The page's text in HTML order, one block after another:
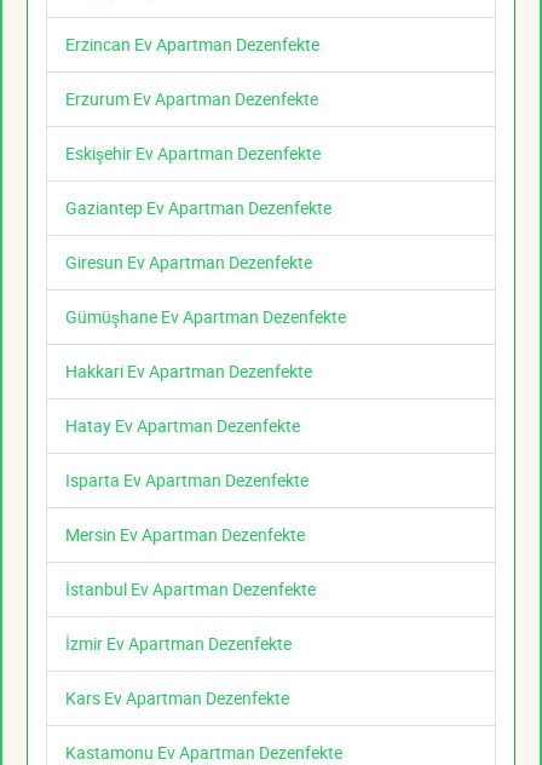
Erzincan Ev Apartman Dezenfekte
Erzurum Ev Apartman Dezenfekte
Eskişehir Ev Apartman Dezenfekte
Gaziantep Ev Apartman Dezenfekte
Giresun Ev Apartman Dezenfekte
Gümüşhane Ev Apartman Dezenfekte
Hakkari Ev Apartman Dezenfekte
Hatay Ev Apartman Dezenfekte
Isparta Ev Apartman Dezenfekte
Mersin Ev Apartman Dezenfekte
İstanbul Ev Apartman Dezenfekte
İzmir Ev Apartman Dezenfekte
Kars Ev Apartman Dezenfekte
Kastamonu Ev Apartman Dezenfekte